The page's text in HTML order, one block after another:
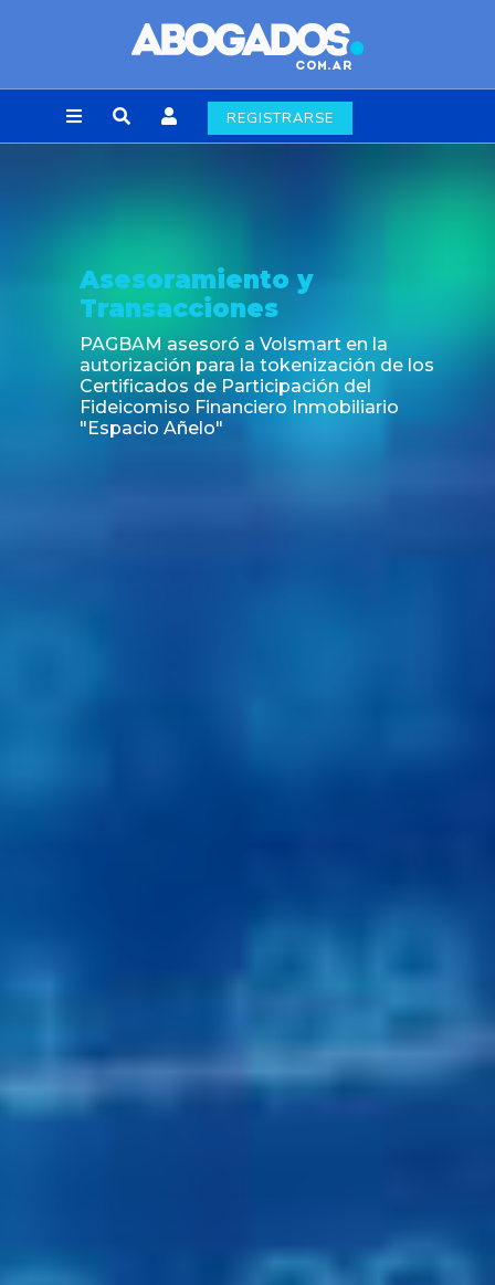
REGISTRARSE
Noticia
Fin de la obligación de rúbrica de
laborales en la Ciudad de Buenos